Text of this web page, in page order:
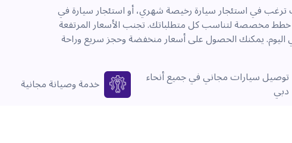
ترغب في استئجار سيارة رخيصة شهري، أو استئجار سيارة في
مخصصة لتناسب كل متطلباتك. تجنب الأسعار المرتفعة
يمكنك الحصول على أسعار منخفضة وحجز سريع وراحة
توصيل سيارات مجاني في جميع أنحاء
دبي خدمة وصيانة مجانية